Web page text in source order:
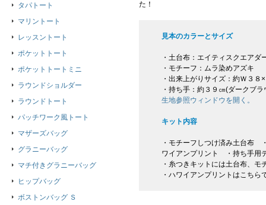
た！
見本のカラーとサイズ
・土台布：エイティスクエアダ
・モチーフ：ムラ染めアズキ
・出来上がりサイズ：約Ｗ３
・持ち手：約３９㎝(ダークブラ
生地参照ウィンドウを開く。
キット内容
・モチーフしつけ済み土台布
ワイアンプリント ・持ち手
・糸つきキットには土台布、
・ハワイアンプリントはこちら
タパトート
マリントート
レッスントート
ポケットトート
ポケットトートミニ
ラウンドショルダー
ラウンドトート
パッチワーク風トート
マザーズバッグ
グラニーバッグ
マチ付きグラニーバッグ
ヒップバッグ
ボストンバッグ Ｓ